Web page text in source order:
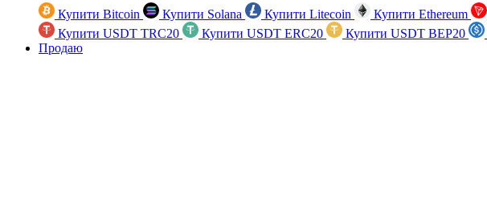
Купити Bitcoin Купити Solana Купити Litecoin Купити Ethereum
Купити USDT TRC20
Купити USDT ERC20 Купити USDT BEP20
Продаю